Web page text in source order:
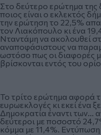
Στο δεύτερο ερώτημα
ποιος είναι ο εκλεκτός
την ερώτηση το 22,5%
τον Λιακόπουλο κι ένα
Νταντάμη να ακολουθεί
αναποφάσιστους να
ωστόσο πως οι διαφορές
βρίσκονται εντός του
Το τρίτο ερώτημα αφορά
ευρωεκλογές κι εκεί ένα
Δημοκρατία έναντι των…
δεύτεροι με ποσοστό
κόμμα με 11,4%.